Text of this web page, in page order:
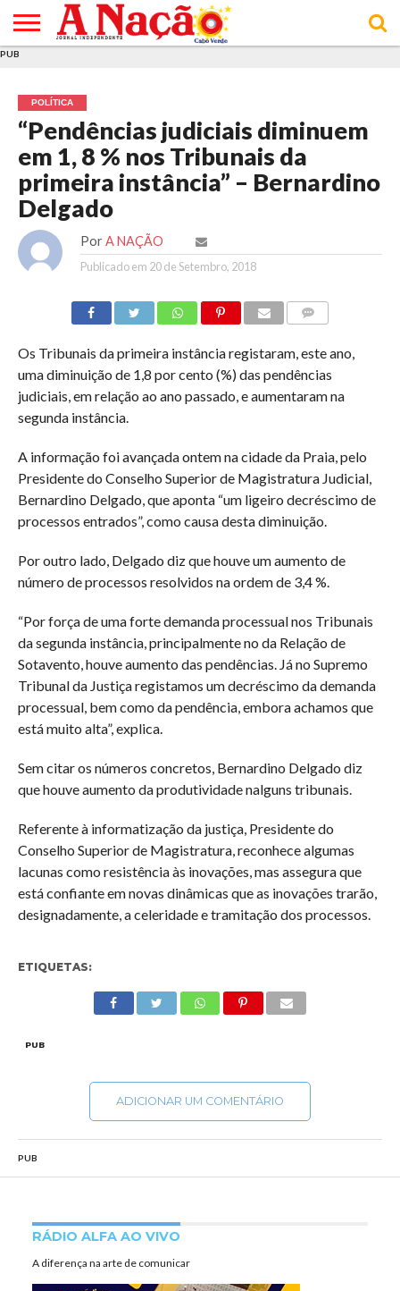
E DE
COOKIES
DE
UTILIZAÇÃO
PUB
POLÍTICA
“Pendências judiciais diminuem
em 1, 8 % nos Tribunais da
primeira instância” – Bernardino
Delgado
Por A NAÇÃO
Publicado em 20 de Setembro, 2018
Os Tribunais da primeira instância registaram, este ano,
uma diminuição de 1,8 por cento (%) das pendências
judiciais, em relação ao ano passado, e aumentaram na
segunda instância.
A informação foi avançada ontem na cidade da Praia, pelo
Presidente do Conselho Superior de Magistratura Judicial,
Bernardino Delgado, que aponta “um ligeiro decréscimo de
processos entrados”, como causa desta diminuição.
Por outro lado, Delgado diz que houve um aumento de
número de processos resolvidos na ordem de 3,4 %.
“Por força de uma forte demanda processual nos Tribunais
da segunda instância, principalmente no da Relação de
Sotavento, houve aumento das pendências. Já no Supremo
Tribunal da Justiça registamos um decréscimo da demanda
processual, bem como da pendência, embora achamos que
está muito alta”, explica.
Sem citar os números concretos, Bernardino Delgado diz
que houve aumento da produtividade nalguns tribunais.
Referente à informatização da justiça, Presidente do
Conselho Superior de Magistratura, reconhece algumas
lacunas como resistência às inovações, mas assegura que
está confiante em novas dinâmicas que as inovações trarão,
designadamente, a celeridade e tramitação dos processos.
ETIQUETAS:
PUB
ADICIONAR UM COMENTÁRIO
PUB
RÁDIO ALFA AO VIVO
A diferença na arte de comunicar